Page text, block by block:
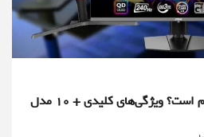
بهترین مانیتور گیمینگ کدام است؟ ویژگی‌های کلیدی + 10 مدل